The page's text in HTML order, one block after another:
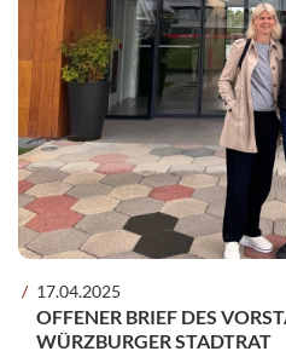
17.04.2025
OFFENER BRIEF DES
WÜRZBURGER STADTRAT